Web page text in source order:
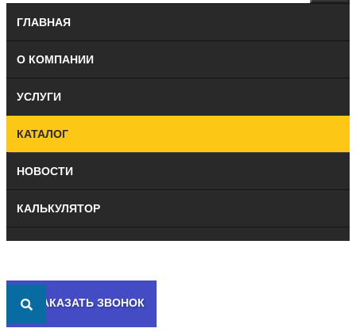
ГЛАВНАЯ
О КОМПАНИИ
УСЛУГИ
КАТАЛОГ
НОВОСТИ
КАЛЬКУЛЯТОР
ЗАКАЗАТЬ ЗВОНОК